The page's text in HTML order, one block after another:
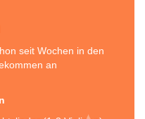
seit Wochen in den
an